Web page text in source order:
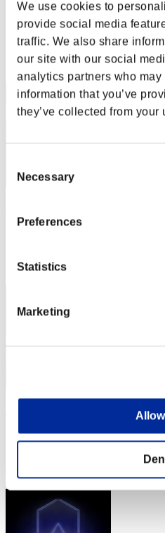
We use cookies to
provide social media
traffic. We also share
our site with our social
analytics partners who
information that you’ve
they’ve collected from your
Selection
Necessary
Preferences
Statistics
Marketing
leon375
Puntos:Lv:1/01'52"42
2
3
Puntos:Lv:1/02'10"25